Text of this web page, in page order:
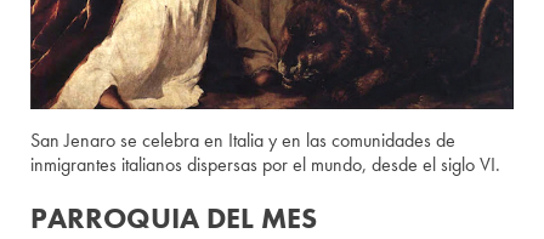
San Jenaro se celebra en Italia y en las comunidades de
inmigrantes italianos dispersas por el mundo, desde el siglo VI.
PARROQUIA DEL MES